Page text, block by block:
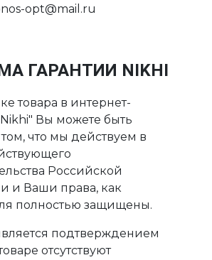
opt@mail.ru
ГАРАНТИИ NIKHI
товара в интернет-
Вы можете быть
что мы действуем в
Российской
и Ваши права, как
полностью защищены.
подтверждением
отсутствуют